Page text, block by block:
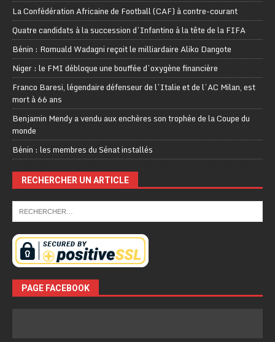
La Confédération Africaine de Football (CAF) à contre-courant
Quatre candidats à la succession d’Infantino à la tête de la FIFA
Bénin : Romuald Wadagni reçoit le milliardaire Aliko Dangote
Niger : le FMI débloque une bouffée d’oxygène financière
Franco Baresi, légendaire défenseur de l’Italie et de l’AC Milan, est
mort à 66 ans
Benjamin Mendy a vendu aux enchères son trophée de la Coupe du
monde
Bénin : les membres du Sénat installés
RECHERCHER UN ARTICLE
PAGE FACEBOOK